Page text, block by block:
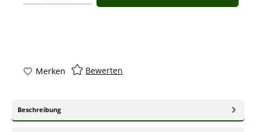
Merken Bewerten
Beschreibung